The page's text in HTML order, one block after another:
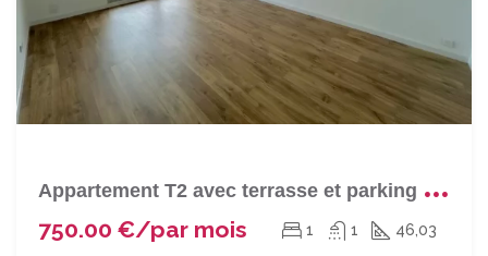
A
ppartement T2 avec terrasse et parking à BASTIA (Centre ville)
750.00 €/par mois 1 1 46,03